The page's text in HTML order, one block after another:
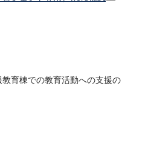
育棟での教育活動への支援の